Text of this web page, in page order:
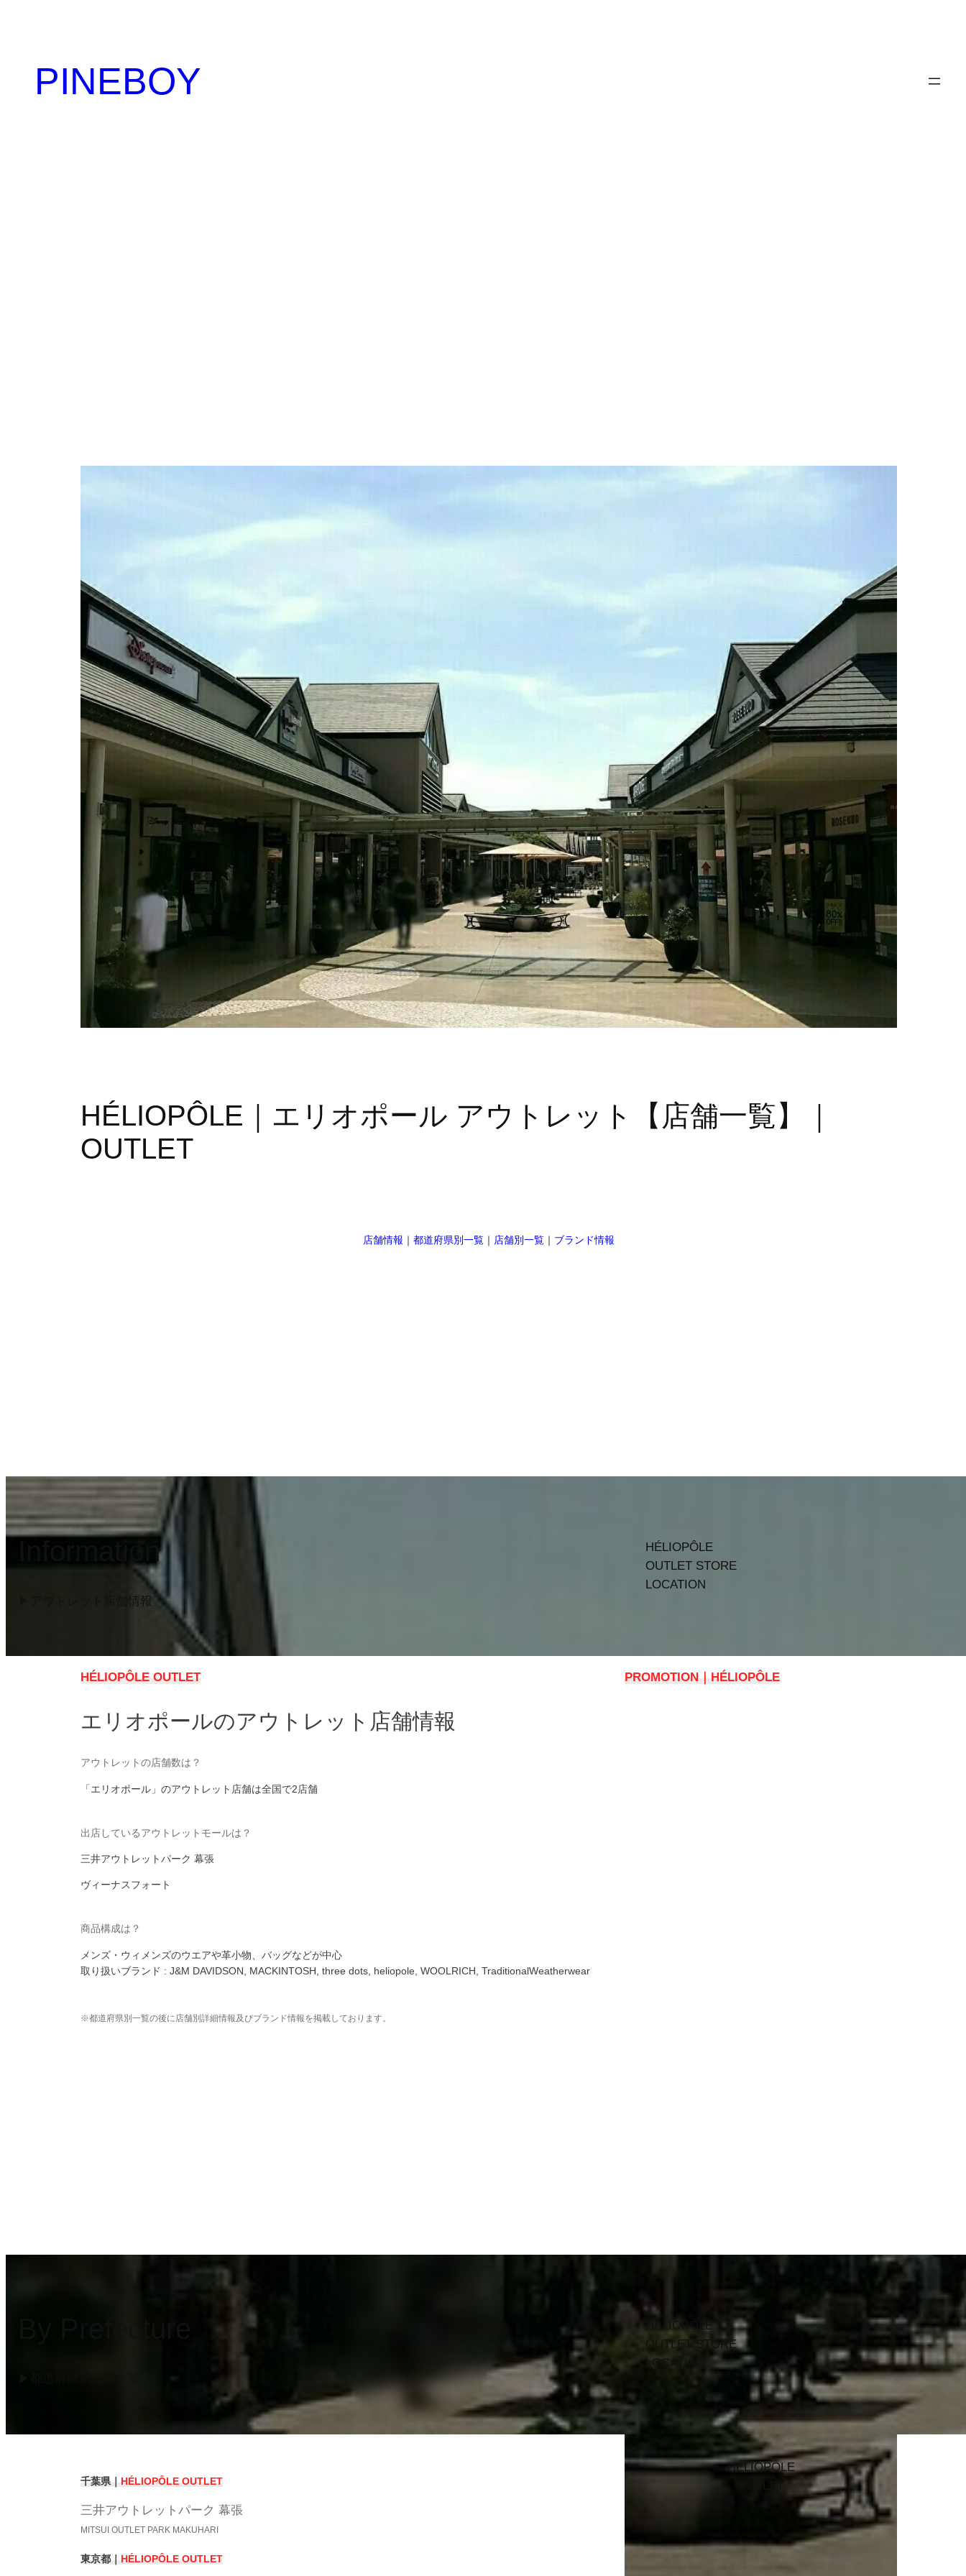
PINEBOY
HÉLIOPÔLE｜エリオポール アウトレット【店舗一覧】｜
OUTLET
店舗情報 ｜ 都道府県別一覧 ｜ 店舗別一覧 ｜ ブランド情報
Information
▶︎アウトレット店舗情報
HÉLIOPÔLE
OUTLET STORE
LOCATION
HÉLIOPÔLE OUTLET
エリオポールのアウトレット店舗情報
アウトレットの店舗数は？
「エリオポール」のアウトレット店舗は全国で2店舗
出店しているアウトレットモールは？
三井アウトレットパーク 幕張
ヴィーナスフォート
商品構成は？
メンズ・ウィメンズのウエアや革小物、バッグなどが中心
取り扱いブランド : J&M DAVIDSON, MACKINTOSH, three dots, heliopole, WOOLRICH, TraditionalWeatherwear
※都道府県別一覧の後に 店舗別詳細情報及びブランド情報を掲載しております。
PROMOTION｜HÉLIOPÔLE
HÉLIOPÔLE
OUTLET STORE
LOCATION
千葉県｜ HÉLIOPÔLE OUTLET
三井アウトレットパーク 幕張
MITSUI OUTLET PARK MAKUHARI
東京都｜ HÉLIOPÔLE OUTLET
HÉLIOPÔLE